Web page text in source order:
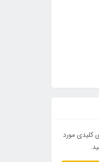
کلیدی مورد